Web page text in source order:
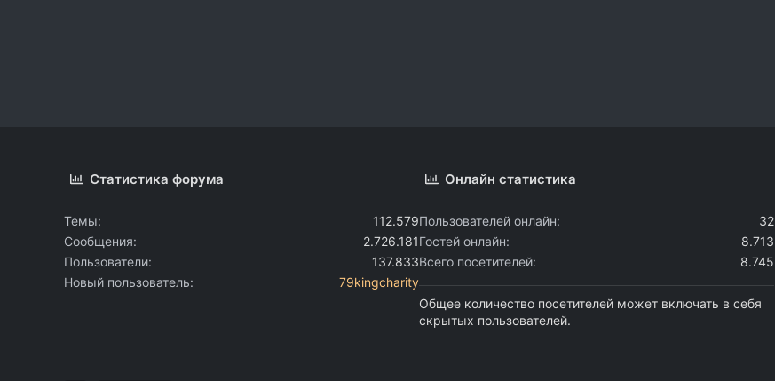
Статистика форума
Темы
112.579
Сообщения
2.726.181
Пользователи
137.833
Новый пользователь
79kingcharity
Онлайн статистика
Пользователей онлайн
32
Гостей онлайн
8.713
Всего посетителей
8.745
Общее количество посетителей может включать в себя
скрытых пользователей.